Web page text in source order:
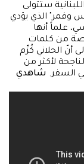
ستتولى
وقمر" الذي يؤدي
علماً أنها
من كلمات
الحلاني كُرِّم
لأكثر من
السفر. شاهدي